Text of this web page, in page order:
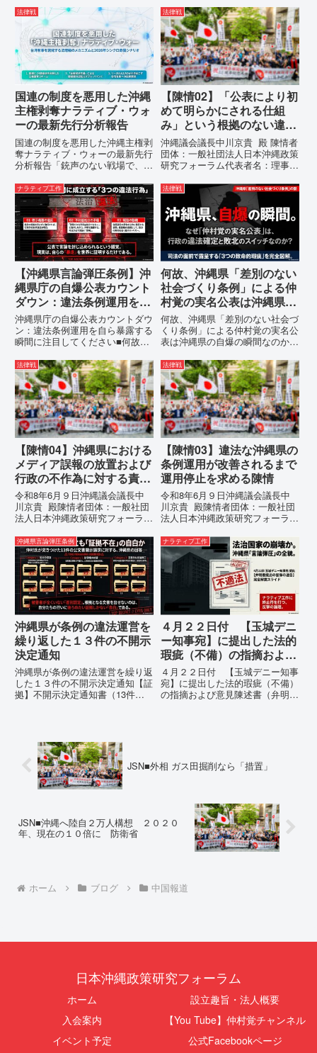
所：沖縄県那覇市電 話：
080- 実名公表という不利益処分
を啓発との詭弁による言論弾圧条
例の即時運用停止を求める陳情
1...
ます。私は、適正な意見陳述（弁
明）を行うにあたり、沖縄県行政
手続条例第28条で定められた...
法律戦
国連の制度を悪用した沖縄
主権剥奪ナラティブ・ウォ
ーの最新先行分析報告
国連の制度を悪用した沖縄主権剥
奪ナラティブ・ウォーの最新先行
分析報告「銃声のない戦場で、日
いる。」現代の戦争は、ミサイル
が飛来する以前に始まっていま
す。国連という国際的な舞台で、
巧妙な「言説（ナラティブ）」が
張...
法律戦
【陳情02】「公表により初
めて明らかにされる仕組
み」という根拠のない違法
運用の指摘と条例運用の停
止を求める陳情書
沖縄議会議長中川京貴 殿 陳情者
団体：一般社団法人日本沖縄政策
研究フォーラム代表者名：理事
市電 話：080- 「公表により初
めて明らかにされる仕組み」とい
う根拠のない違法運用の指摘と条
例運用の停止を求める陳情...
ナラティブ工作
【沖縄県言論弾圧条例】沖
縄県庁の自爆公表カウント
ダウン：違法条例運用を自
ら暴露する瞬間に注目して
ください
沖縄県庁の自爆公表カウントダウ
ン：違法条例運用を自ら暴露する
瞬間に注目してください■何故、
テルを貼りたい本当の理由「なぜ
沖縄県庁は、法を無視してまで私
を封じ込めようとするのか。」そ
の理由は明確です。県政が統治
の...
法律戦
何故、沖縄県「差別のない
社会づくり条例」による仲
村覚の実名公表は沖縄県の
自爆の瞬間なのか？その3
つの理由。
何故、沖縄県「差別のない社会づ
くり条例」による仲村覚の実名公
表は沖縄県の自爆の瞬間なのか？
強行しようとしている「仲村覚の
実名公表」。行政側はこの行為
を、特定の個人を社会的制裁に追
い込むための「仕上げ」だと考え
て...
法律戦
【陳情04】沖縄県における
メディア誤報の放置および
行政の不作為に対する責任
追及と再発防止策を求める
陳情
令和8年6月９日沖縄議会議長中
川京貴 殿陳情者団体：一般社団
法人日本沖縄政策研究フォーラム
所：沖縄県那覇市電 話：080-
【陳情03】沖縄県におけるメデ
ィア誤報の放置および行政の不作
為に対する責任追及と再発防...
法律戦
【陳情03】違法な沖縄県の
条例運用が改善されるまで
運用停止を求める陳情
令和8年6月９日沖縄議会議長中
川京貴 殿陳情者団体：一般社団
法人日本沖縄政策研究フォーラム
所：沖縄県那覇市電 話：080-違
法な沖縄県の条例運用が改善され
るまで運用停止を求める陳情陳情
の趣旨沖縄県は、「沖縄県...
沖縄県言論弾圧条例
沖縄県が条例の違法運営を
繰り返した１３件の不開示
決定通知
沖縄県が条例の違法運営を繰り返
した１３件の不開示決定通知【証
拠】不開示決定通知書（13件）
拒否を突きつけました。これは、
彼らが行政手続きの正当性を失
っ...
ナラティブ工作
４月２２日付 【玉城デニ
ー知事宛】に提出した法的
瑕疵（不備）の指摘および
意見陳述書（弁明書）提出
の留保の通告
４月２２日付 【玉城デニー知事
宛】に提出した法的瑕疵（不備）
の指摘および意見陳述書（弁明
す...
JSN■外相 ガス田掘削なら「措置」
JSN■沖縄へ陸自２万人構想 ２０２０
年、現在の１０倍に 防衛省
ホーム ブログ 中国報道
日本沖縄政策研究フォーラム
ホーム
設立趣旨・法人概要
入会案内
【You Tube】仲村覚チャンネル
イベント予定
公式Facebookページ